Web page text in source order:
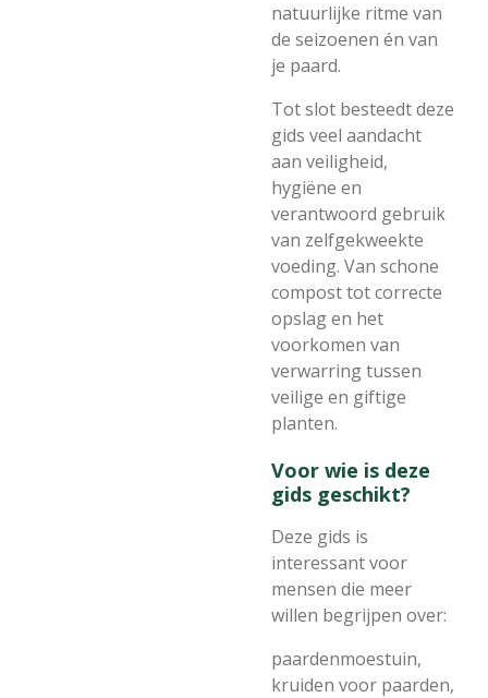
natuurlijke ritme van
de seizoenen én van
je paard.
Tot slot besteedt deze
gids veel aandacht
aan veiligheid,
hygiëne en
verantwoord gebruik
van zelfgekweekte
voeding. Van schone
compost tot correcte
opslag en het
voorkomen van
verwarring tussen
veilige en giftige
planten.
Voor wie is deze
gids geschikt?
Deze gids is
interessant voor
mensen die meer
willen begrijpen over:
paardenmoestuin,
kruiden voor paarden,